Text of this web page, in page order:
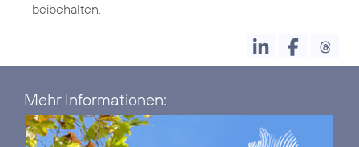
Mehr Informationen: